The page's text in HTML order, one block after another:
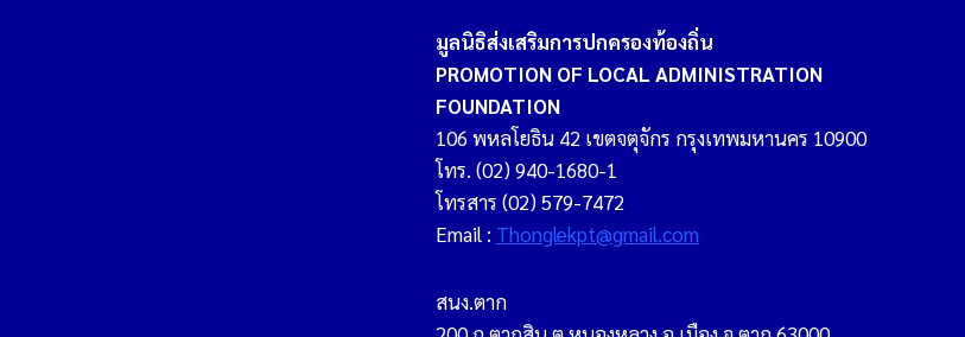
มูลนิธิส่งเสริมการปกครองท้องถิ่น
PROMOTION OF LOCAL ADMINISTRATION
FOUNDATION
106 พหลโยธิน 42 เขตจตุจักร กรุงเทพมหานคร 10900
โทร. (02) 940-1680-1
โทรสาร (02) 579-7472
Email : Thonglekpt@gmail.com
สนง.ตาก